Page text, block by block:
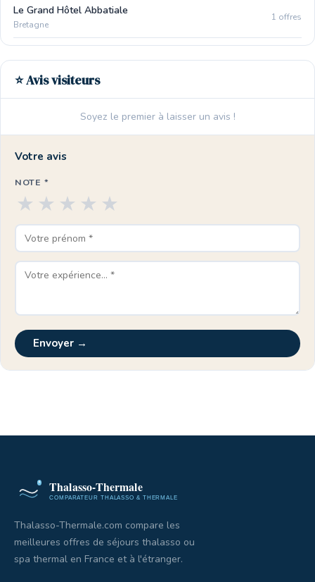
Le Grand Hôtel Abbatiale
Bretagne
1 offres
⭐ Avis visiteurs
Soyez le premier à laisser un avis !
Votre avis
NOTE *
★
★
★
★
★
Envoyer →
Thalasso-Thermale.com compare les
meilleures offres de séjours thalasso ou
spa thermal en France et à l'étranger.